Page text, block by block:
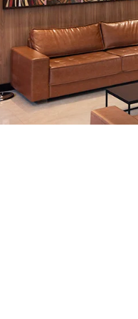
(11) 3087-3800
Rua Alves
05410-000 São